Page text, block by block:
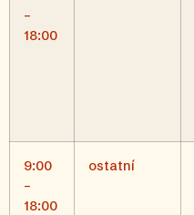
–
18:00
9:00
–
18:00
ostatní